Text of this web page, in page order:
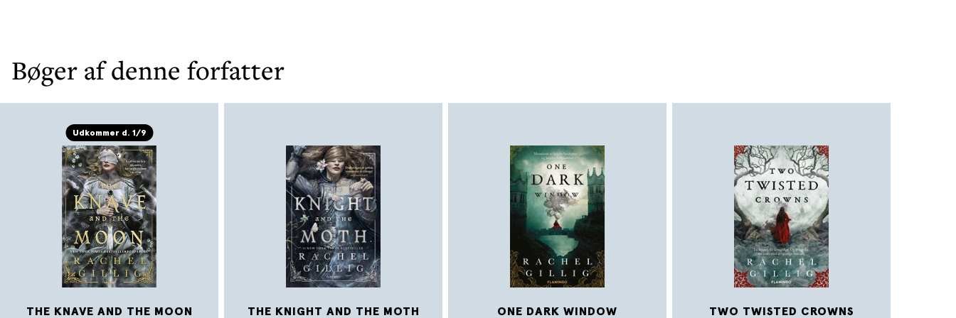
Bøger af denne forfatter
Udkommer d. 1/9
THE KNAVE AND THE MOON THE KNIGHT AND THE MOTH ONE DARK WINDOW TWO TWISTED CROWNS